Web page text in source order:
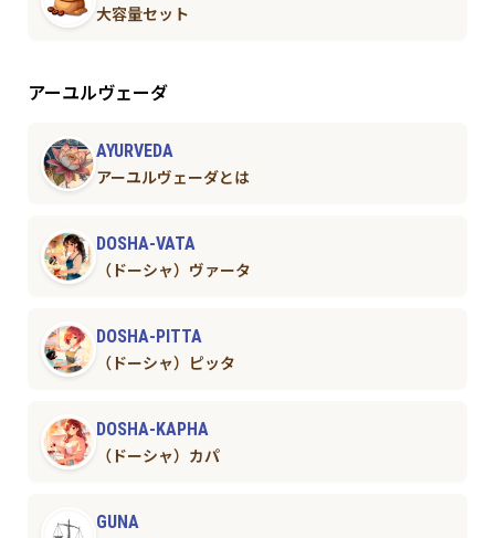
大容量セット
アーユルヴェーダ
AYURVEDA
アーユルヴェーダとは
DOSHA-VATA
（ドーシャ）ヴァータ
DOSHA-PITTA
（ドーシャ）ピッタ
DOSHA-KAPHA
（ドーシャ）カパ
GUNA